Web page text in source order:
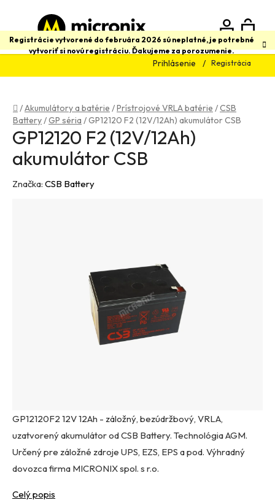
obsah
Registrácie vytvorené do februára 2026 sú neplatné, je potrebné
vytvoriť si novú registráciu. Ďakujeme za porozumenie.
Prihlásenie Registrácia
Hľadať
Domov
/Akumulátory a batérie /Prístrojové VRLA batérie /CSB
Battery/GP séria /GP12120 F2 (12V/12Ah) akumulátor CSB
GP12120F2 12V 12Ah - záložný, bezúdržbový, VRLA,
uzatvorený akumulátor od CSB Battery. Technológia AGM.
Určený pre záložné zdroje UPS, EZS, EPS a pod. Výhradný
dovozca firma MICRONIX spol. s r.o.
Celý popis
GP12120 F2 (12V/12Ah)
akumulátor CSB
Značka: CSB Battery